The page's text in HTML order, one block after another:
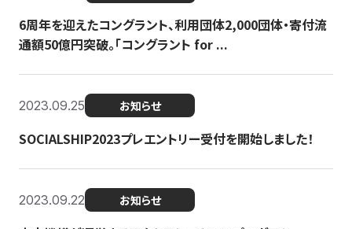
6周年を迎えたコングラント、利用団体2,000団体・寄付流
通額50億円突破。「コングラント for ...
2023.09.25 お知らせ
SOCIALSHIP2023プレエントリー受付を開始しました！
2023.09.22 お知らせ